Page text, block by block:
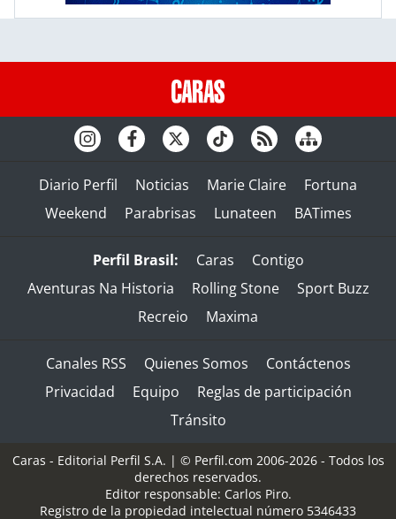
Diario Perfil Noticias Marie Claire
Fortuna
Weekend
Parabrisas Lunateen BATimes
Perfil Brasil: Caras
Contigo
Aventuras Na Historia
Rolling Stone
Sport Buzz
Recreio
Maxima
Canales RSS Quienes Somos
Contáctenos
Privacidad
Equipo
Reglas de participación
Tránsito
Caras - Editorial Perfil S.A. | © Perfil.com 2006-2026 - Todos los
derechos reservados.
Editor responsable: Carlos Piro.
Registro de la propiedad intelectual número 5346433